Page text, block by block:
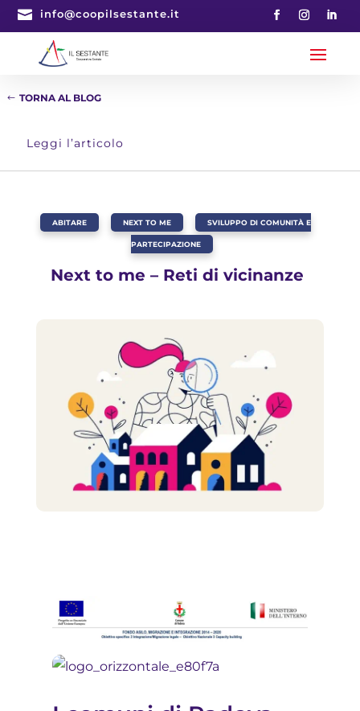
 info@coopilsestante.it
TORNA AL BLOG
Leggi l’articolo
ABITARE NEXT TO ME SVILUPPO DI COMUNITÀ E
PARTECIPAZIONE
Next to me – Reti di vicinanze ​